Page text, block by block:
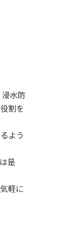
浸水防
割を
よう
是
軽に